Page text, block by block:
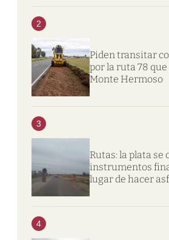
2
Piden transitar
por la ruta 78 que
Monte Hermoso
3
Rutas: la plata se
instrumentos
lugar de hacer
4